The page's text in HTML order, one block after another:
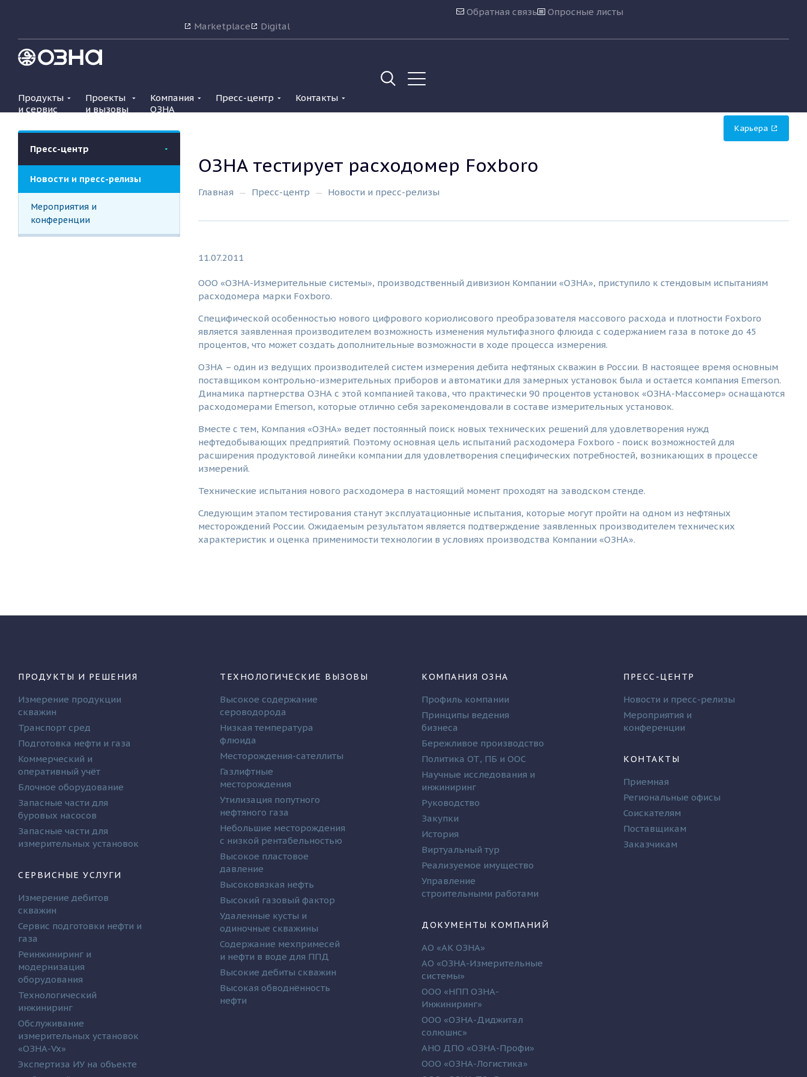
Обратная связь
Опросные листы
Marketplace
Digital
Продукты
и сервис
Проекты
и вызовы
Компания
ОЗНА
Пресс-центр Контакты
Карьера
Пресс-центр
Новости и пресс-релизы
Мероприятия и
конференции
ОЗНА тестирует расходомер Foxboro
Главная Пресс-центр Новости и пресс-релизы
11.07.2011
ООО «ОЗНА-Измерительные системы», производственный дивизион Компании «ОЗНА», приступило к стендовым испытаниям
расходомера марки Foxboro.
Специфической особенностью нового цифрового кориолисового преобразователя массового расхода и плотности Foxboro
является заявленная производителем возможность изменения мультифазного флюида с содержанием газа в потоке до 45
процентов, что может создать дополнительные возможности в ходе процесса измерения.
ОЗНА – один из ведущих производителей систем измерения дебита нефтяных скважин в России. В настоящее время основным
поставщиком контрольно-измерительных приборов и автоматики для замерных установок была и остается компания Emerson.
Динамика партнерства ОЗНА с этой компанией такова, что практически 90 процентов установок «ОЗНА-Массомер» оснащаются
расходомерами Emerson, которые отлично себя зарекомендовали в составе измерительных установок.
Вместе с тем, Компания «ОЗНА» ведет постоянный поиск новых технических решений для удовлетворения нужд
нефтедобывающих предприятий. Поэтому основная цель испытаний расходомера Foxboro - поиск возможностей для
расширения продуктовой линейки компании для удовлетворения специфических потребностей, возникающих в процессе
измерений.
Технические испытания нового расходомера в настоящий момент проходят на заводском стенде.
Следующим этапом тестирования станут эксплуатационные испытания, которые могут пройти на одном из нефтяных
месторождений России. Ожидаемым результатом является подтверждение заявленных производителем технических
характеристик и оценка применимости технологии в условиях производства Компании «ОЗНА».
ПРОДУКТЫ И РЕШЕНИЯ
Измерение продукции
скважин
Транспорт сред
Подготовка нефти и газа
Коммерческий и
оперативный учёт
Блочное оборудование
Запасные части для
буровых насосов
Запасные части для
измерительных установок
СЕРВИСНЫЕ УСЛУГИ
Измерение дебитов
скважин
Сервис подготовки нефти и
газа
Реинжиниринг и
модернизация
оборудования
Технологический
инжиниринг
Обслуживание
измерительных установок
«ОЗНА-Vx»
Экспертиза ИУ на объекте
ТЕХНОЛОГИЧЕСКИЕ ВЫЗОВЫ
Высокое содержание
сероводорода
Низкая температура
флюида
Месторождения-сателлиты
Газлифтные
месторождения
Утилизация попутного
нефтяного газа
Небольшие месторождения
с низкой рентабельностью
Высокое пластовое
давление
Высоковязкая нефть
Высокий газовый фактор
Удаленные кусты и
одиночные скважины
Содержание мехпримесей
и нефти в воде для ППД
Высокие дебиты скважин
Высокая обводнённость
нефти
КОМПАНИЯ ОЗНА
Профиль компании
Принципы ведения
бизнеса
Бережливое производство
Политика ОТ, ПБ и ООС
Научные исследования и
инжиниринг
Руководство
Закупки
История
Виртуальный тур
Реализуемое имущество
Управление
строительными работами
ДОКУМЕНТЫ КОМПАНИЙ
АО «АК ОЗНА»
АО «ОЗНА-Измерительные
системы»
ООО «НПП ОЗНА-
Инжиниринг»
ООО «ОЗНА-Диджитал
солюшнс»
АНО ДПО «ОЗНА-Профи»
ООО «ОЗНА-Логистика»
ПРЕСС-ЦЕНТР
Новости и пресс-релизы
Мероприятия и
конференции
КОНТАКТЫ
Приемная
Региональные офисы
Соискателям
Поставщикам
Заказчикам